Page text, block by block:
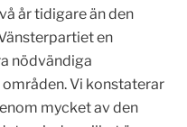
år tidigare än den
en
nödvändiga
Vi konstaterar
mycket av den